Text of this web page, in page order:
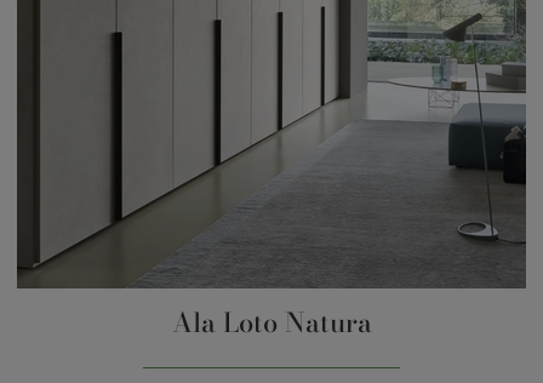
Ala Loto Natura